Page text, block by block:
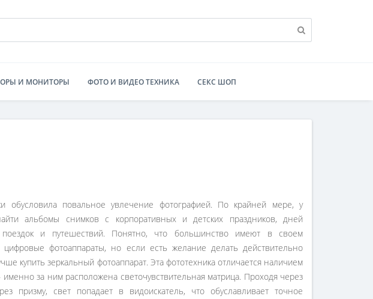
И МОНИТОРЫ ФОТО И ВИДЕО ТЕХНИКА СЕКС ШОП
обусловила повальное увлечение фотографией. По крайней мере, у
альбомы снимков с корпоративных и детских праздников, дней
поездок и путешествий. Понятно, что большинство имеют в своем
фотоаппараты, но если есть желание делать действительно
купить зеркальный фотоаппарат. Эта фототехника отличается наличием
за ним расположена светочувствительная матрица. Проходя через
призму, свет попадает в видоискатель, что обуславливает точное